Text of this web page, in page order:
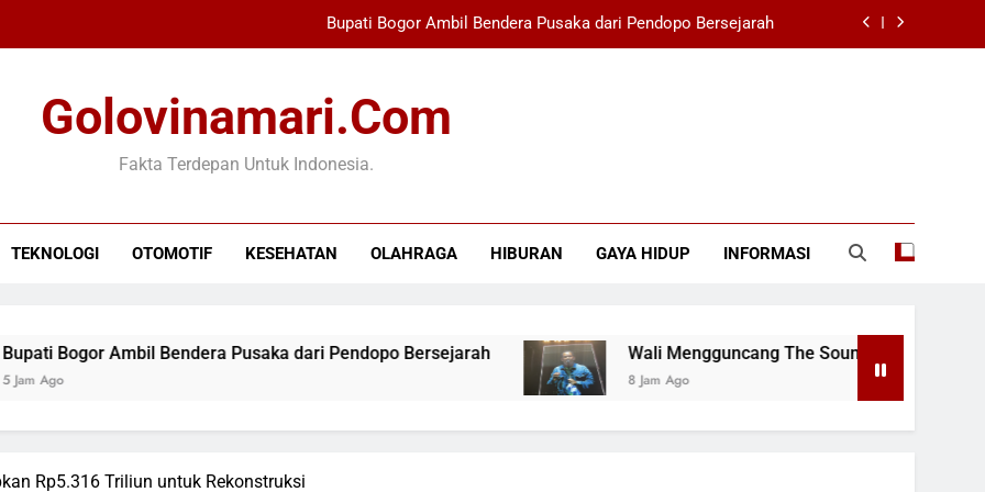
Bupati Bogor Ambil Bendera Pusaka dari Pendopo Bersejarah
Xabi Alonso Terpesona Dengan Sorakan Suporter di SUGBK
Indonesia Kalah dari Filipina 1-3 di SEA V Cup Wanita 2026
Wali Mengguncang The Sounds Project 2026 dengan Ribuan Penonton Bernyanyi
Golovinamari.com
Fakta Terdepan Untuk Indonesia.
TEKNOLOGI OTOMOTIF KESEHATAN OLAHRAGA HIBURAN GAYA HIDUP INFORMASI
Ambil Bendera Pusaka dari Pendopo Bersejarah Wali Mengguncang The Sounds Project 2026 dengan
8 Jam Ago
Rp5.316 Triliun untuk Rekonstruksi